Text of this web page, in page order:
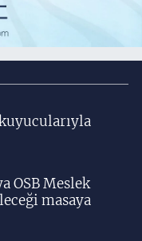
OSB Meslek
masaya